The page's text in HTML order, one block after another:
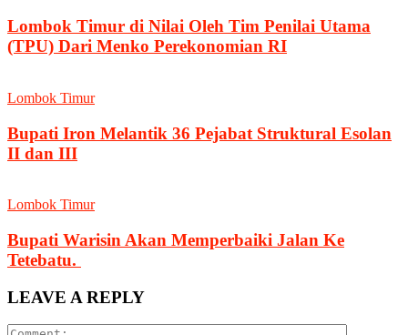
Lombok Timur di Nilai Oleh Tim Penilai Utama
(TPU) Dari Menko Perekonomian RI
Lombok Timur
Bupati Iron Melantik 36 Pejabat Struktural Esolan
II dan III
Lombok Timur
Bupati Warisin Akan Memperbaiki Jalan Ke
Tetebatu.
LEAVE A REPLY